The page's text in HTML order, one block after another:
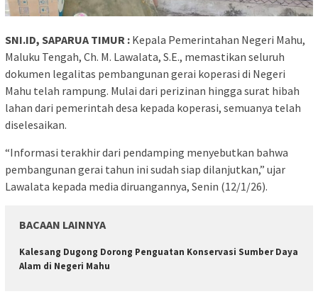
SNI.ID, SAPARUA TIMUR : Kepala Pemerintahan Negeri Mahu,
Maluku Tengah, Ch. M. Lawalata, S.E., memastikan seluruh
dokumen legalitas pembangunan gerai koperasi di Negeri
Mahu telah rampung. Mulai dari perizinan hingga surat hibah
lahan dari pemerintah desa kepada koperasi, semuanya telah
diselesaikan.
“Informasi terakhir dari pendamping menyebutkan bahwa
pembangunan gerai tahun ini sudah siap dilanjutkan,” ujar
Lawalata kepada media diruangannya, Senin (12/1/26).
BACAAN LAINNYA
Kalesang Dugong Dorong Penguatan Konservasi Sumber Daya
Alam di Negeri Mahu